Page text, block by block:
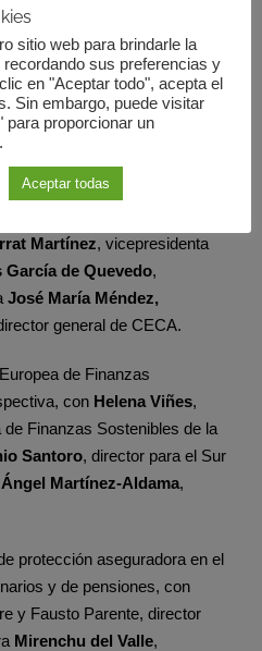
de la sostenibilidad
Martínez, vicepresidenta
García de Quevedo,
José María Méndez,
general de CECA.
de Finanzas
con Helena Viñes,
Finanzas Sostenibles de la
Santoro, director para el Sur
Ángel Martínez-Aldama,
protección aseguradora en el
y de pensiones, con
y Fausto Parente, director
Mirenchu del Valle,
sitio web para brindarle la
sus preferencias y
en "Aceptar todo", acepta el
Sin embargo, puede visitar
para proporcionar un
Aceptar todas